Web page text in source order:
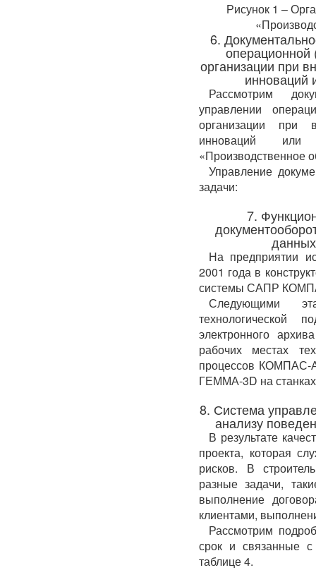
Рисунок 1 –
6.
операционной
организации при
инноваций
Рассмотрим
управлении
организации при
инноваций или
«Производственное
Управление
задачи:
7.
На предприятии
2001 года в
системы САПР
Следующими
технологической
электронного
рабочих местах
процессов КОМПАС-
ГЕММА-3D на
8. Система
анализу
В результате
проекта, которая
рисков. В
разные задачи,
выполнение
клиентами,
Рассмотрим
срок и связанные
таблице 4.